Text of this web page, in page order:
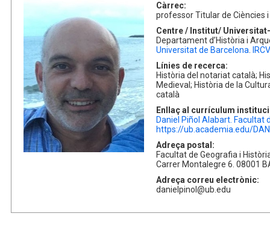
Càrrec:
professor Titular de Ciències
Centre / Institut/
Departament d’Història i
Universitat de Barcelona
Línies de recerca:
Història del notariat català;
Medieval; Història de la
català
Enllaç al currículum
Daniel Piñol Alabart. Facultat
https://ub.academia.edu/
Adreça postal:
Facultat de Geografia i
Carrer Montalegre 6. 08001
Adreça correu electrònic:
danielpinol@ub.edu